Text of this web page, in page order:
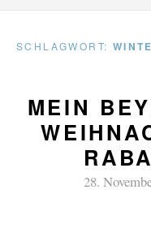
SCHLAGWORT:
MEIN
28.